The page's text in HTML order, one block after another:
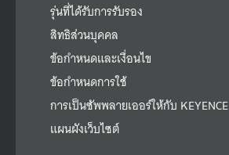
รุ่นที่ได้รับการรับรอง
สิทธิส่วนบุคคล
ข้อกำหนดและเงื่อนไข
ข้อกำหนดการใช้
การเป็นซัพพลายเออร์ให้กับ KEYENCE
แผนผังเว็บไซต์